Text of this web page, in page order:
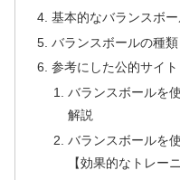
基本的なバランスボ
バランスボールの種
参考にした公的サイト
バランスボールを
解説
バランスボールを
【効果的なトレー